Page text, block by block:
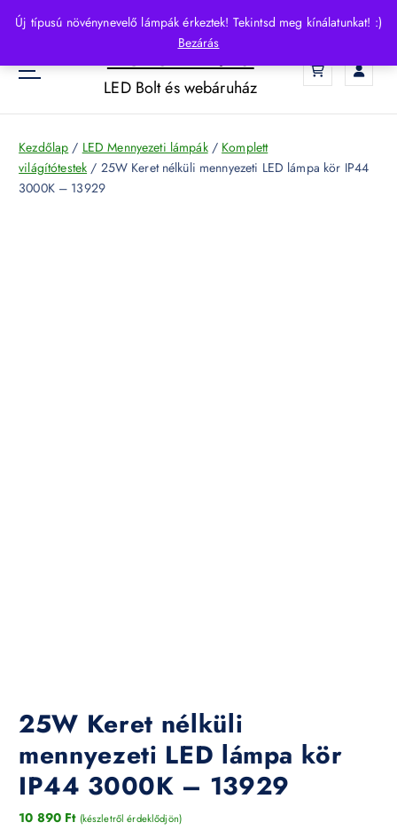
Új típusú növénynevelő lámpák érkeztek! Tekintsd meg kínálatunkat! :)
Bezárás
p
o
HelloLED.hu
LED Bolt és webáruház
Kezdőlap / LED Mennyezeti lámpák/ Komplett
világítótestek / 25W Keret nélküli mennyezeti LED lámpa kör IP44
3000K – 13929
25W Keret nélküli
mennyezeti LED lámpa kör
IP44 3000K – 13929
10 890 Ft (készletről érdeklődjön)